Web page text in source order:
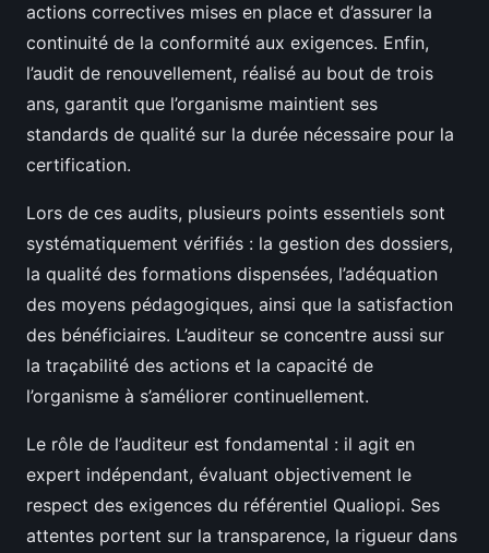
actions correctives mises en place et d’assurer la
continuité de la conformité aux exigences. Enfin,
l’audit de renouvellement, réalisé au bout de trois
ans, garantit que l’organisme maintient ses
standards de qualité sur la durée nécessaire pour la
certification.
Lors de ces audits, plusieurs points essentiels sont
systématiquement vérifiés : la gestion des dossiers,
la qualité des formations dispensées, l’adéquation
des moyens pédagogiques, ainsi que la satisfaction
des bénéficiaires. L’auditeur se concentre aussi sur
la traçabilité des actions et la capacité de
l’organisme à s’améliorer continuellement.
Le rôle de l’auditeur est fondamental : il agit en
expert indépendant, évaluant objectivement le
respect des exigences du référentiel Qualiopi. Ses
attentes portent sur la transparence, la rigueur dans